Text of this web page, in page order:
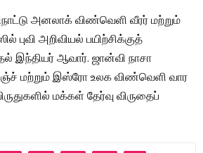
அனலாக் விண்வெளி வீரர் மற்றும்
புவி அறிவியல் பயிற்சிக்குத்
இந்தியர் ஆவார். ஜான்வி நாசா
மற்றும் இஸ்ரோ உலக விண்வெளி வார
மக்கள் தேர்வு விருதைப்